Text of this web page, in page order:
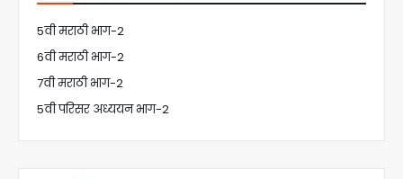
5वी मराठी भाग-2
6वी मराठी भाग-2
7वी मराठी भाग-2
5वी परिसर अध्ययन भाग-2